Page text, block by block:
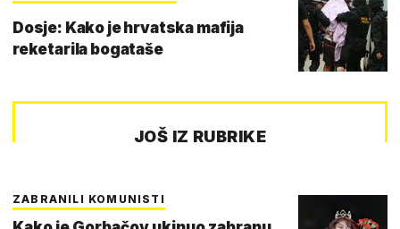
Dosje: Kako je hrvatska mafija
reketarila bogataše
JOŠ IZ RUBRIKE
ZABRANILI KOMUNISTI